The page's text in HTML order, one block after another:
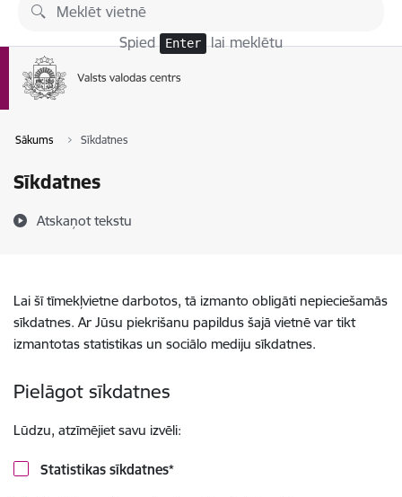
Pāriet uz lapas saturu
Spied Enter lai meklētu
Sākums Sīkdatnes
Sīkdatnes
Atskaņot tekstu
Lai šī tīmekļvietne darbotos, tā izmanto obligāti nepieciešamās
sīkdatnes. Ar Jūsu piekrišanu papildus šajā vietnē var tikt
izmantotas statistikas un sociālo mediju sīkdatnes.
Pielāgot sīkdatnes
Lūdzu, atzīmējiet savu izvēli:
Statistikas sīkdatnes*